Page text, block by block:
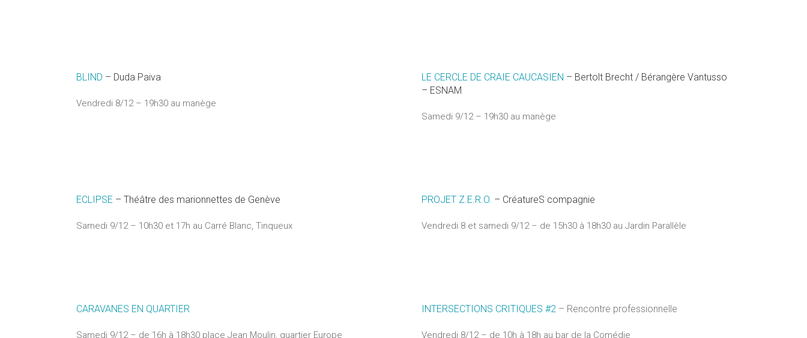
BLIND – Duda Paiva
Vendredi 8/12 – 19h30 au manège
LE CERCLE DE CRAIE CAUCASIEN – Bertolt Brecht / Bérangère Vantusso
– ESNAM
Samedi 9/12 – 19h30 au manège
ECLIPSE – Théâtre des marionnettes de Genève
Samedi 9/12 – 10h30 et 17h au Carré Blanc, Tinqueux
PROJET Z.E.R.O. – CréatureS compagnie
Vendredi 8 et samedi 9/12 – de 15h30 à 18h30 au Jardin Parallèle
CARAVANES EN QUARTIER
Samedi 9/12 – de 16h à 18h30 place Jean Moulin, quartier Europe
INTERSECTIONS CRITIQUES #2 – Rencontre professionnelle
Vendredi 8/12 – de 10h à 18h au bar de la Comédie